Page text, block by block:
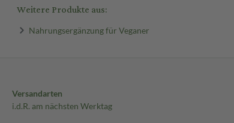
Weitere Produkte aus:
Nahrungsergänzung für Veganer
Versandarten
i.d.R. am nächsten Werktag